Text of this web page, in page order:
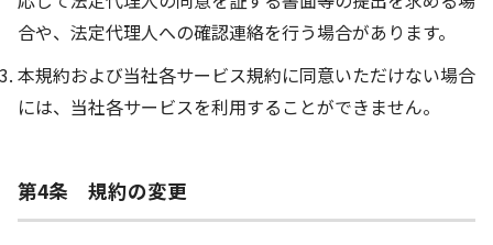
合や、法定代理人への確認連絡を行う場合があります。
本規約および当社各サービス規約に同意いただけない場合
には、当社各サービスを利用することができません。
第4条 規約の変更